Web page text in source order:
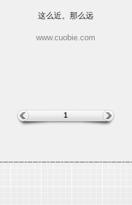
这么近。那么远
www.cuobie.com
1